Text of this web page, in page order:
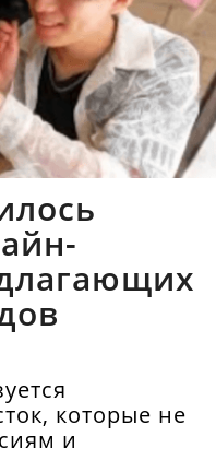
которые не
и